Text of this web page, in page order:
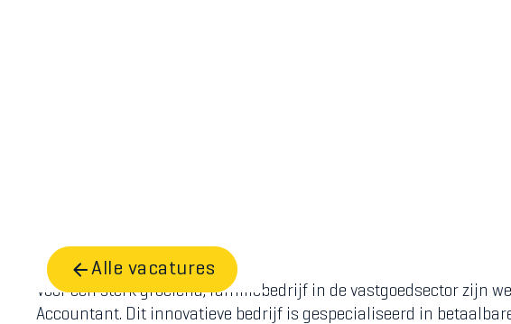
Home Vacatures
accountant
Alle vacatures
Voor een sterk groeiend, familiebedrijf in de vastgoedsector zijn
Accountant. Dit innovatieve bedrijf is gespecialiseerd in